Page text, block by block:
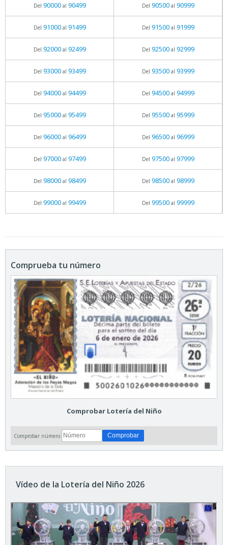
Del 90000al 90499 Del 90500al 90999
Del 91000al 91499 Del 91500al 91999
Del 92000al 92499 Del 92500al 92999
Del 93000al 93499 Del 93500al 93999
Del 94000al 94499 Del 94500al 94999
Del 95000al 95499 Del 95500al 95999
Del 96000al 96499 Del 96500al 96999
Del 97000al 97499 Del 97500al 97999
Del 98000al 98499 Del 98500al 98999
Del 99000al 99499 Del 99500al 99999
Comprueba tu número
Comprobar Lotería del Niño
Comprobar número:
Vídeo de la Lotería del Niño 2026